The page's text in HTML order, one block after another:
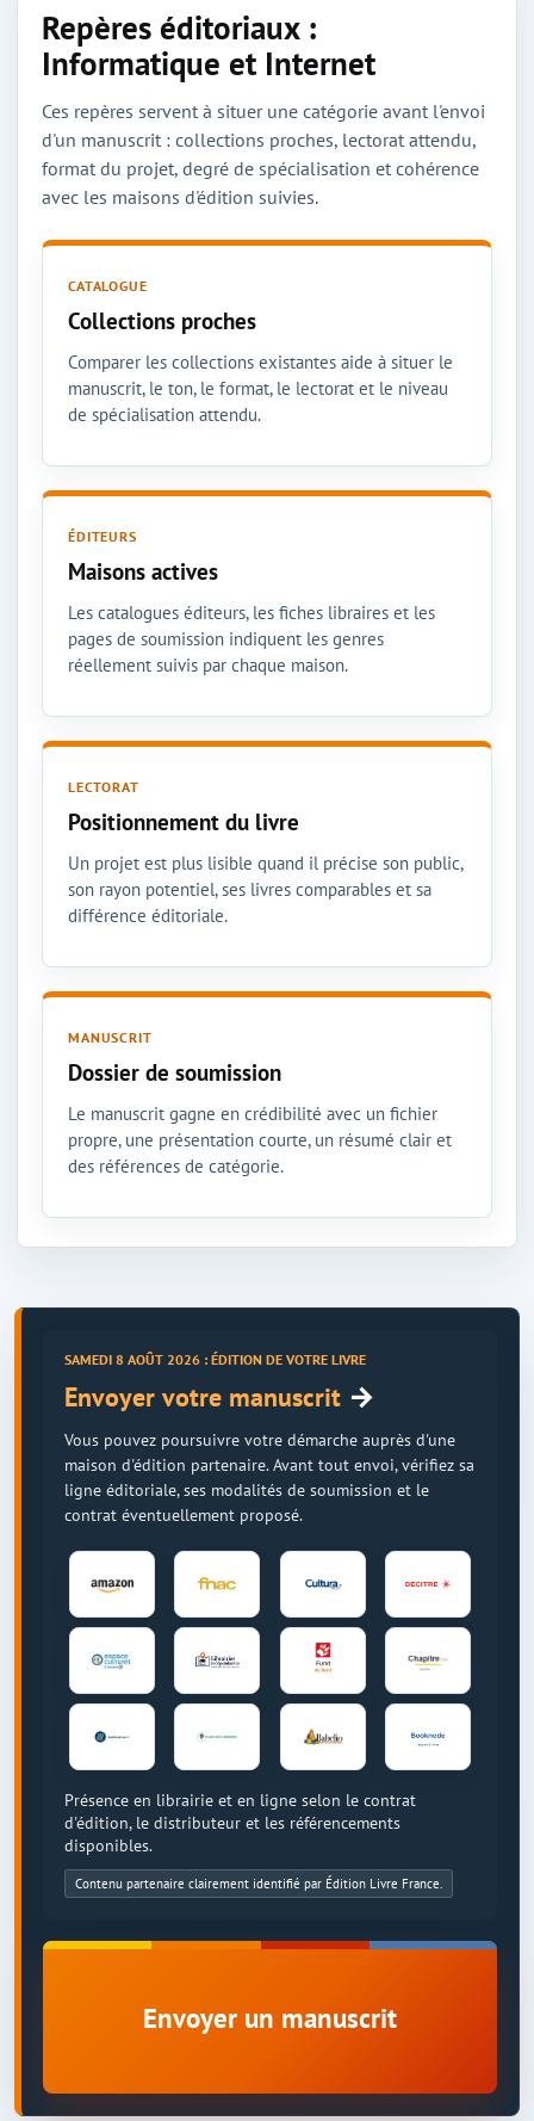
Repères éditoriaux :
Informatique et Internet
Ces repères servent à situer une catégorie avant l'envoi
d'un manuscrit : collections proches, lectorat attendu,
format du projet, degré de spécialisation et cohérence
avec les maisons d'édition suivies.
CATALOGUE
Collections proches
Comparer les collections existantes aide à situer le
manuscrit, le ton, le format, le lectorat et le niveau
de spécialisation attendu.
ÉDITEURS
Maisons actives
Les catalogues éditeurs, les fiches libraires et les
pages de soumission indiquent les genres
réellement suivis par chaque maison.
LECTORAT
Positionnement du livre
Un projet est plus lisible quand il précise son public,
son rayon potentiel, ses livres comparables et sa
différence éditoriale.
MANUSCRIT
Dossier de soumission
Le manuscrit gagne en crédibilité avec un fichier
propre, une présentation courte, un résumé clair et
des références de catégorie.
SAMEDI 8 AOÛT 2026 : ÉDITION DE VOTRE LIVRE
Envoyer votre manuscrit →
Vous pouvez poursuivre votre démarche auprès d'une
maison d'édition partenaire. Avant tout envoi, vérifiez sa
ligne éditoriale, ses modalités de soumission et le
contrat éventuellement proposé.
Présence en librairie et en ligne selon le contrat
d'édition, le distributeur et les référencements
disponibles.
Contenu partenaire clairement identifié par Édition Livre France.
Envoyer un manuscrit